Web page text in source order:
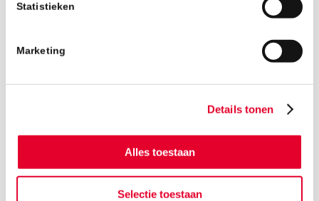
Statistieken
Marketing
Details tonen
Alles toestaan
Selectie toestaan
Terug naar het nieuwsoverzicht